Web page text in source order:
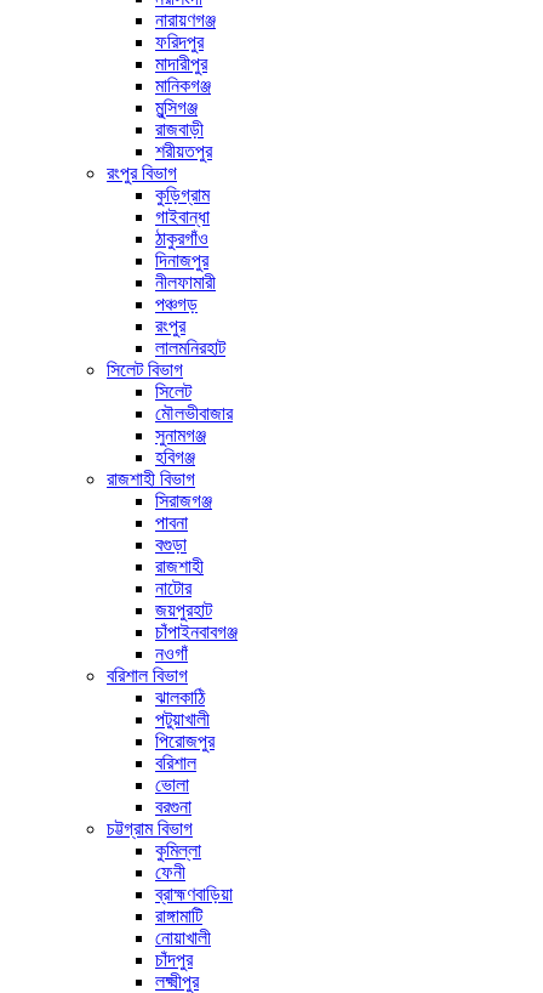
নারায়ণগঞ্জ
ফরিদপুর
মাদারীপুর
মানিকগঞ্জ
মুন্সিগঞ্জ
রাজবাড়ী
শরীয়তপুর
রংপুর বিভাগ
কুড়িগ্রাম
গাইবান্ধা
ঠাকুরগাঁও
দিনাজপুর
নীলফামারী
পঞ্চগড়
রংপুর
লালমনিরহাট
সিলেট বিভাগ
সিলেট
মৌলভীবাজার
সুনামগঞ্জ
হবিগঞ্জ
রাজশাহী বিভাগ
সিরাজগঞ্জ
পাবনা
বগুড়া
রাজশাহী
নাটোর
জয়পুরহাট
চাঁপাইনবাবগঞ্জ
নওগাঁ
বরিশাল বিভাগ
ঝালকাঠি
পটুয়াখালী
পিরোজপুর
বরিশাল
ভোলা
বরগুনা
চট্টগ্রাম বিভাগ
কুমিল্লা
ফেনী
ব্রাহ্মণবাড়িয়া
রাঙ্গামাটি
নোয়াখালী
চাঁদপুর
লক্ষ্মীপুর